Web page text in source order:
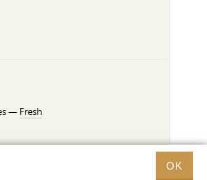
OK
— Fresh